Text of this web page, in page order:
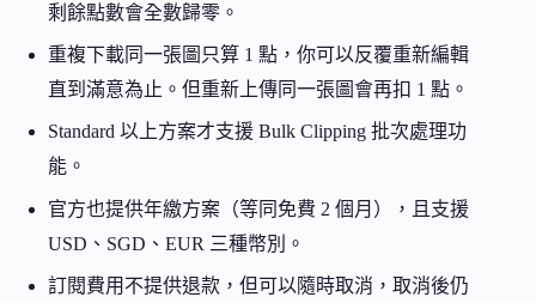
剩餘點數會全數歸零。
重複下載同一張圖只算 1 點，你可以反覆重新編輯
直到滿意為止。但重新上傳同一張圖會再扣 1 點。
Standard 以上方案才支援 Bulk Clipping 批次處理功
能。
官方也提供年繳方案（等同免費 2 個月），且支援
USD、SGD、EUR 三種幣別。
訂閱費用不提供退款，但可以隨時取消，取消後仍